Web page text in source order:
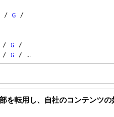
/ G /
/ G /
/ G / …
を転用し、自社のコンテンツ